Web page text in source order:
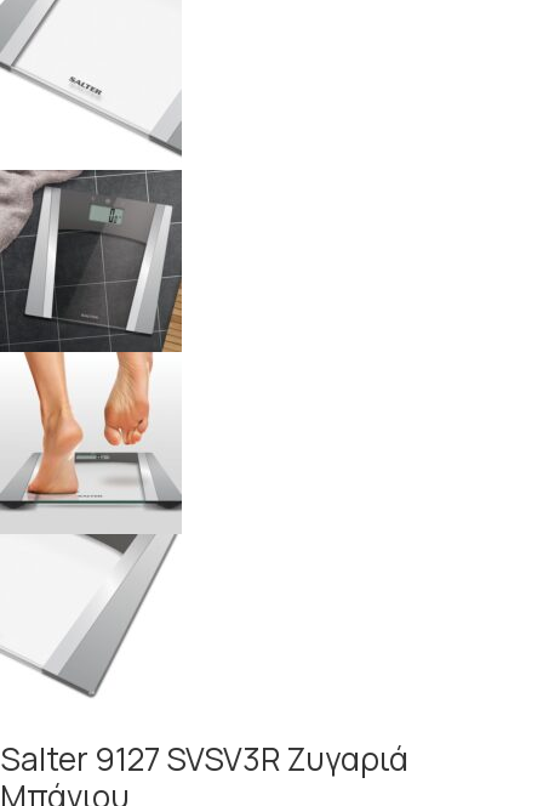
Salter 9127 SVSV3R Ζυγαριά
Μπάνιου